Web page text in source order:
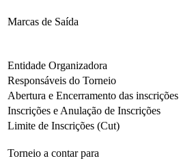
Marcas de Saída
Entidade Organizadora
Responsáveis do Torneio
Abertura e Encerramento das inscrições
Inscrições e Anulação de Inscrições
Limite de Inscrições (Cut)
Torneio a contar para